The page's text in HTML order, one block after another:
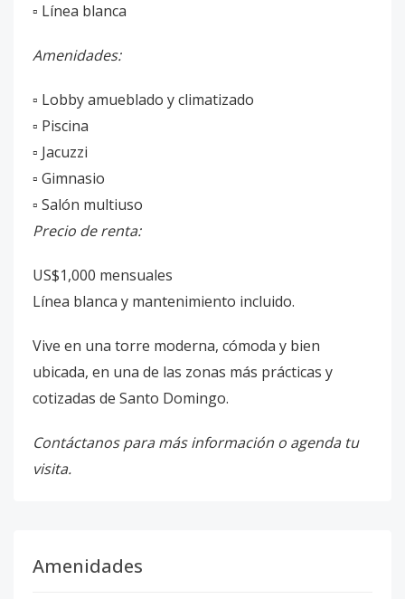
▫️ Línea blanca
Amenidades:
▫️ Lobby amueblado y climatizado
▫️ Piscina
▫️ Jacuzzi
▫️ Gimnasio
▫️ Salón multiuso
Precio de renta:
US$1,000 mensuales
Línea blanca y mantenimiento incluido.
Vive en una torre moderna, cómoda y bien
ubicada, en una de las zonas más prácticas y
cotizadas de Santo Domingo.
Contáctanos para más información o agenda tu
visita.
Amenidades